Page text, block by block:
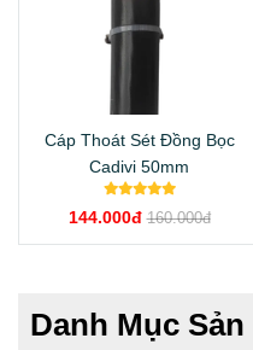
Cáp Thoát Sét Đồng Bọc
Cadivi 50mm
144.000đ 160.000đ
Danh Mục Sản